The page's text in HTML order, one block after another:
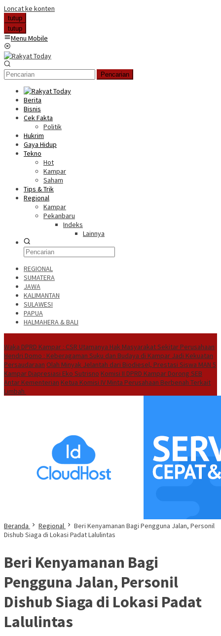
Loncat ke konten
tutup
tutup
Menu Mobile
Pencarian
Berita
Bisnis
Cek Fakta
Politik
Hukrim
Gaya Hidup
Tekno
Hot
Kampar
Saham
Tips & Trik
Regional
Kampar
Pekanbaru
Indeks
Lainnya
REGIONAL
SUMATERA
JAWA
KALIMANTAN
SULAWESI
PAPUA
HALMAHERA & BALI
Waka DPRD Kampar : CSR Utamanya Hak Masyarakat Sekitar Perusahaan
Hendri Domo : Keberagaman Suku dan Budaya di Kampar Jadi Kekuatan
Persaudaraan Olah Minyak Jelantah dari Biodiesel, Prestasi Siswa MAN 5
Kampar Diapresiasi Eko Sutrisno Komisi II DPRD Kampar Dorong SEB
Antar Kementerian Ketua Komisi IV Minta Perusahaan Berbenah Terkait
Limbah
Beranda Regional
Beri Kenyamanan Bagi Pengguna Jalan, Personil
Dishub Siaga di Lokasi Padat Lalulintas
Beri Kenyamanan Bagi
Pengguna Jalan, Personil
Dishub Siaga di Lokasi Padat
Lalulintas